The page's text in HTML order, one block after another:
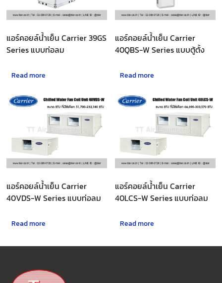
แอร์คอยล์น้ำเย็น Carrier 39GS
Series แบบท่อลม
Read more
แอร์คอยล์น้ำเย็น Carrier
40QBS-W Series แบบตู้ตั้ง
Read more
แอร์คอยล์น้ำเย็น Carrier
40VDS-W Series แบบท่อลม
Read more
แอร์คอยล์น้ำเย็น Carrier
40LCS-W Series แบบท่อลม
Read more